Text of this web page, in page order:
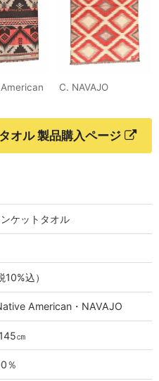
C. NAVAJO
オル 製品購入ページ
ケットタオル
込）
American・NAVAJO
㎝
％